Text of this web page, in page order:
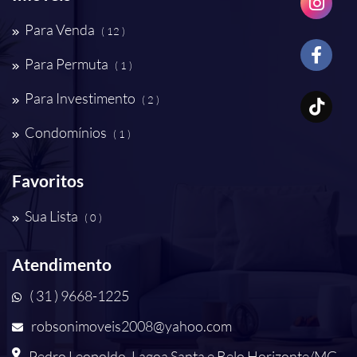
Para Venda ( 12 )
Para Permuta ( 1 )
Para Investimento ( 2 )
Condomínios ( 1 )
Favoritos
Sua Lista ( 0 )
Atendimento
( 31 ) 9668-1225
robsonimoveis2008@yahoo.com